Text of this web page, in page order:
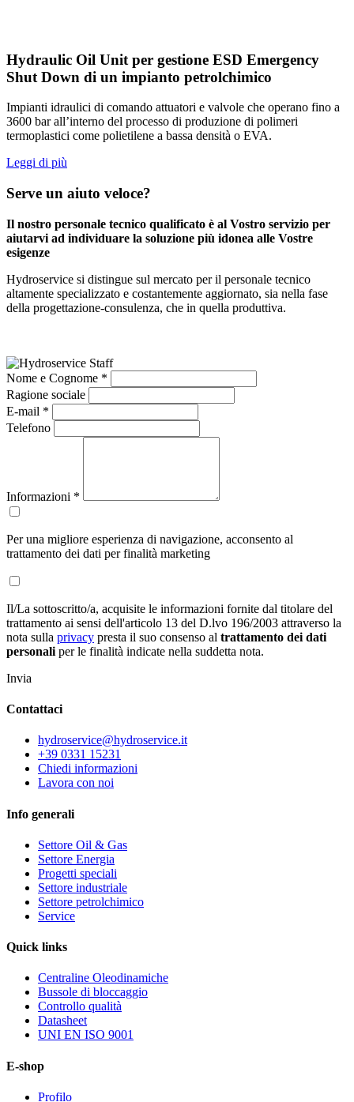
Hydraulic Oil Unit per gestione ESD Emergency
Shut Down di un impianto petrolchimico
Impianti idraulici di comando attuatori e valvole che operano fino a
3600 bar all’interno del processo di produzione di polimeri
termoplastici come polietilene a bassa densità o EVA.
Leggi di più
Serve un aiuto veloce?
Il nostro personale tecnico qualificato è al Vostro servizio per
aiutarvi ad individuare la soluzione più idonea alle Vostre
esigenze
Hydroservice si distingue sul mercato per il personale tecnico
altamente specializzato e costantemente aggiornato, sia nella fase
della progettazione-consulenza, che in quella produttiva.
Nome e Cognome *
Ragione sociale
E-mail *
Telefono
Informazioni *
Per una migliore esperienza di navigazione, acconsento al
trattamento dei dati per finalità marketing
Il/La sottoscritto/a, acquisite le informazioni fornite dal titolare del
trattamento ai sensi dell'articolo 13 del D.lvo 196/2003 attraverso la
nota sulla privacy presta il suo consenso al trattamento dei dati
personali per le finalità indicate nella suddetta nota.
Invia
Contattaci
hydroservice@hydroservice.it
+39 0331 15231
Chiedi informazioni
Lavora con noi
Info generali
Settore Oil & Gas
Settore Energia
Progetti speciali
Settore industriale
Settore petrolchimico
Service
Quick links
Centraline Oleodinamiche
Bussole di bloccaggio
Controllo qualità
Datasheet
UNI EN ISO 9001
E-shop
Profilo